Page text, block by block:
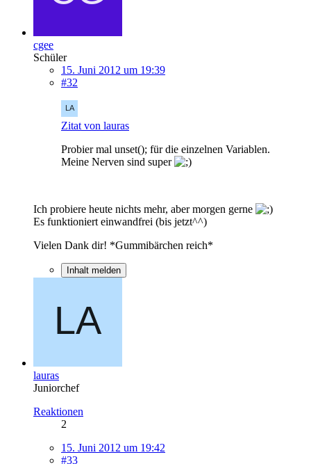
cgee
Schüler
15. Juni 2012 um 19:39
#32
Zitat von lauras
Probier mal unset(); für die einzelnen Variablen.
Meine Nerven sind super
Ich probiere heute nichts mehr, aber morgen gerne
Es funktioniert einwandfrei (bis jetzt^^)
Vielen Dank dir! *Gummibärchen reich*
Inhalt melden
lauras
Juniorchef
Reaktionen
2
15. Juni 2012 um 19:42
#33